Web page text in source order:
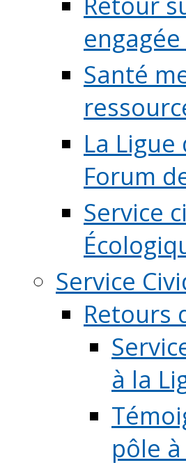
Santé
La
Forum
Service
Service
Retours
à la
pôle à